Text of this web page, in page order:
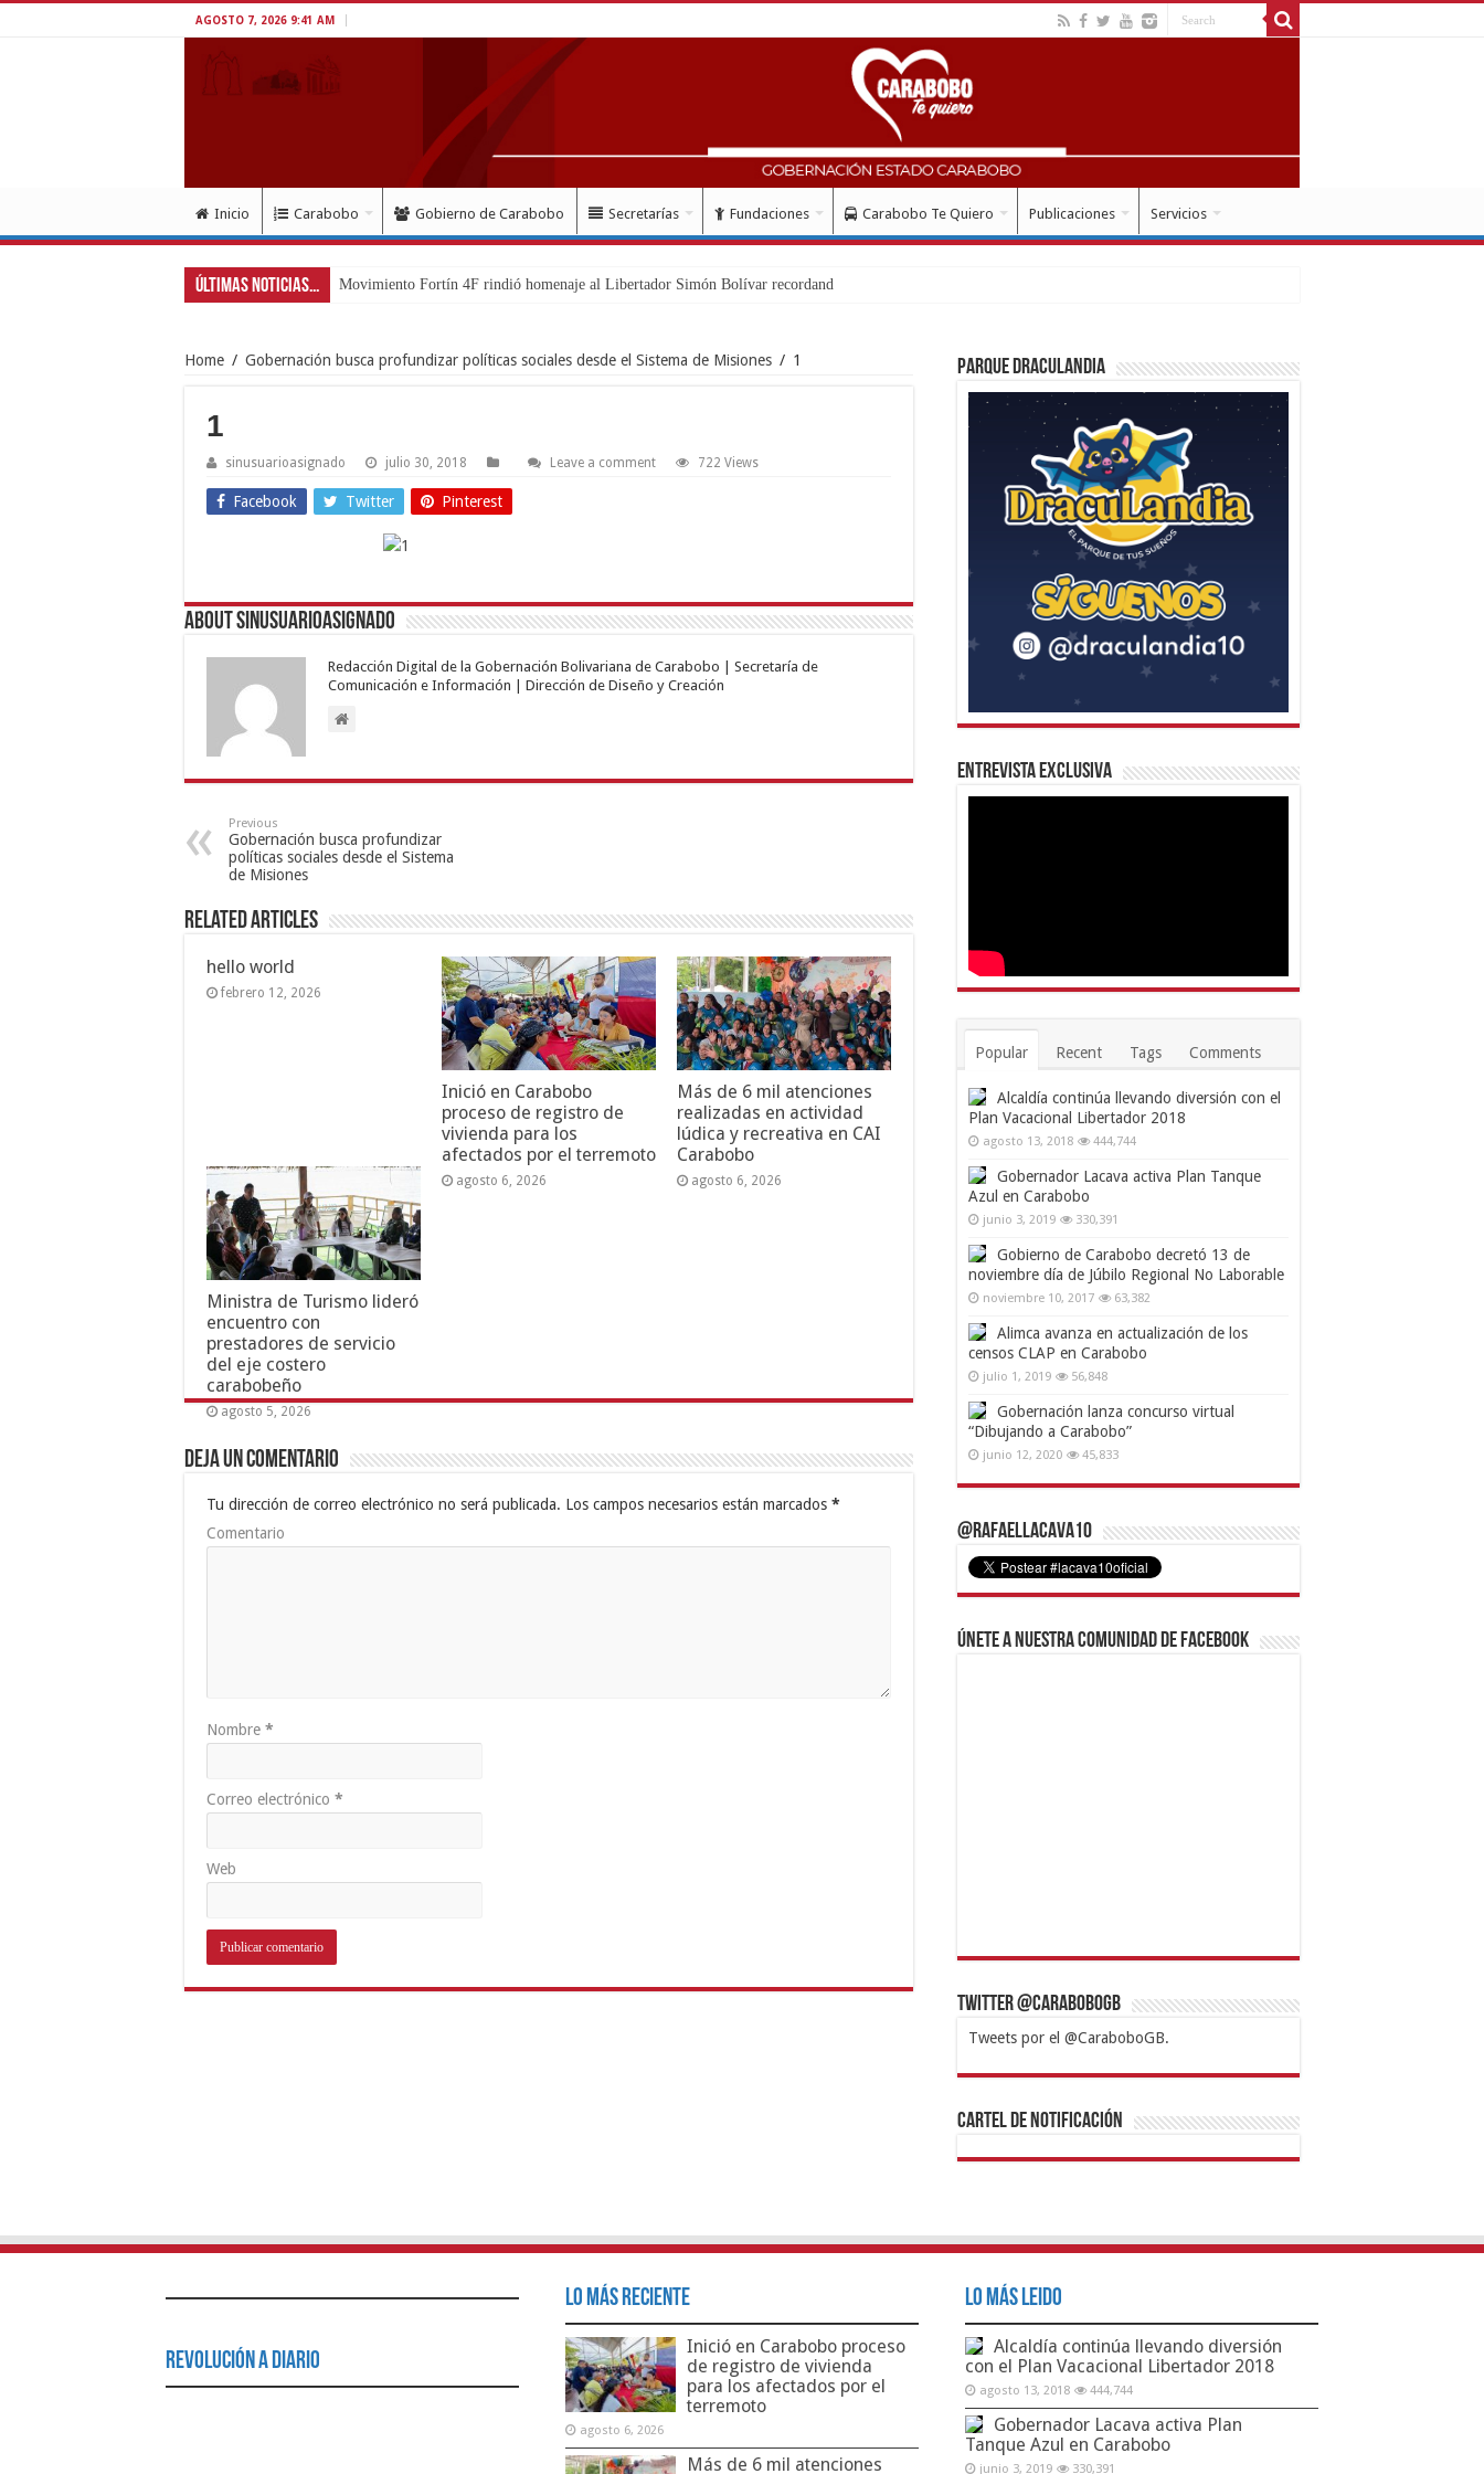
AGOSTO 7, 2026 9:41 AM
Inicio Carabobo Gobierno de Carabobo Secretarías Fundaciones Carabobo Te Quiero Publicaciones Servicios
Últimas Noticias... Movimiento Fortín 4F rindió homenaje al Libertador Simón Bolívar recordando su gesta emanc
Home / Gobernación busca profundizar políticas sociales desde el Sistema de Misiones / 1
1
sinusuarioasignado julio 30, 2018 Leave a comment 722 Views
Facebook Twitter Pinterest
About sinusuarioasignado
Redacción Digital de la Gobernación Bolivariana de Carabobo | Secretaría de
Comunicación e Información | Dirección de Diseño y Creación
Previous
Gobernación busca profundizar
políticas sociales desde el Sistema
de Misiones
Related Articles
hello world
febrero 12, 2026
Inició en Carabobo
proceso de registro de
vivienda para los
afectados por el terremoto
agosto 6, 2026
Más de 6 mil atenciones
realizadas en actividad
lúdica y recreativa en CAI
Carabobo
agosto 6, 2026
Ministra de Turismo lideró
encuentro con
prestadores de servicio
del eje costero
carabobeño
agosto 5, 2026
Deja un comentario
Tu dirección de correo electrónico no será publicada. Los campos necesarios están marcados *
Comentario
Nombre *
Correo electrónico *
Web
Parque Draculandia
Entrevista Exclusiva
Popular Recent Tags Comments
Alcaldía continúa llevando diversión con el
Plan Vacacional Libertador 2018
agosto 13, 2018 444,744
Gobernador Lacava activa Plan Tanque
Azul en Carabobo
junio 3, 2019 330,391
Gobierno de Carabobo decretó 13 de
noviembre día de Júbilo Regional No Laborable
noviembre 10, 2017 63,382
Alimca avanza en actualización de los
censos CLAP en Carabobo
julio 1, 2019 56,848
Gobernación lanza concurso virtual
“Dibujando a Carabobo”
junio 12, 2020 45,833
@RafaelLacava10
Únete a nuestra comunidad de Facebook
Twitter @CaraboboGB
Tweets por el @CaraboboGB.
1xbetBetturkeyBetistKralbetSupertotobetTipobet
https://mvbcasino.com/
Cartel de Notificación
Revolución a Diario
Lo Más Reciente
Inició en Carabobo proceso
de registro de vivienda
para los afectados por el
terremoto
agosto 6, 2026
Más de 6 mil atenciones
Lo Más Leido
Alcaldía continúa llevando diversión
con el Plan Vacacional Libertador 2018
agosto 13, 2018 444,744
Gobernador Lacava activa Plan
Tanque Azul en Carabobo
junio 3, 2019 330,391